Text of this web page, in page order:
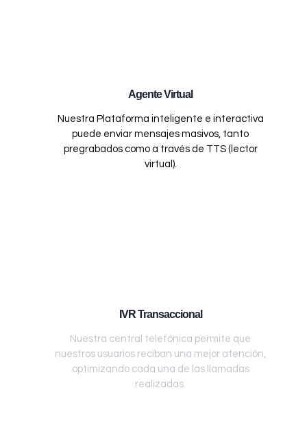
Agente Virtual
Nuestra Plataforma inteligente e interactiva
puede enviar mensajes masivos, tanto
pregrabados como a través de TTS (lector
virtual).
IVR Transaccional
Nuestra central telefónica permite que
nuestros usuarios reciban una mejor atención,
optimizando cada una de las llamadas
realizadas.